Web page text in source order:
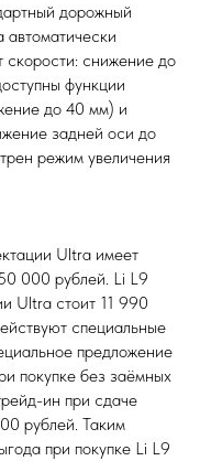
дорожный
автоматически
скорости: снижение до
функции
до 40 мм) и
задней оси до
режим увеличения
Ultra имеет
000 рублей. Li L9
Ultra стоит 11 990
специальные
предложение
покупке без заёмных
ин при сдаче
рублей. Таким
при покупке Li L9